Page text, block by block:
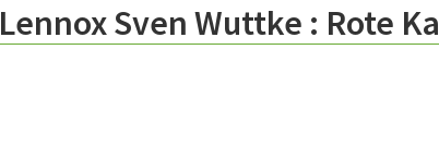
Lennox Sven Wuttke : Rote